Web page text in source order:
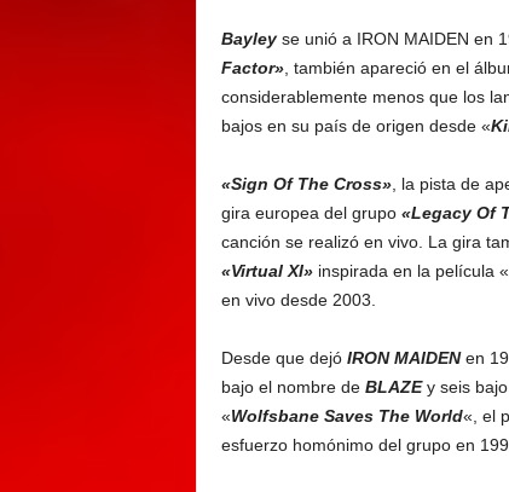
Bayleyse unió a IRON MAIDEN en
Factor», también apareció en el
considerablemente menos que los
bajos en su país de origen desde «
«Sign Of The Cross», la pista de
gira europea del grupo «Legacy Of
canción se realizó en vivo. La gira
«Virtual XI»inspirada en la película «
en vivo desde 2003.
Desde que dejó IRON MAIDENen
bajo el nombre de BLAZEy seis bajo
«Wolfsbane Saves The World«, el
esfuerzo homónimo del grupo en